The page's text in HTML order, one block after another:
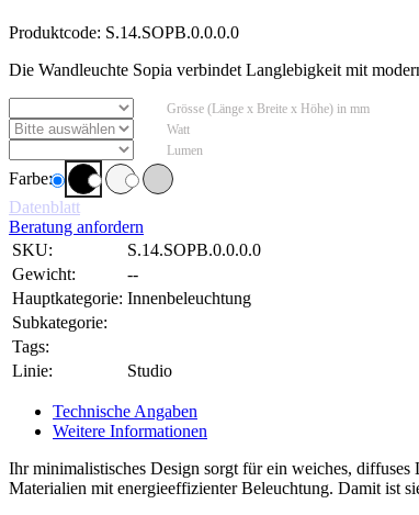
Produktcode: S.14.SOPB.0.0.0.0
Die Wandleuchte Sopia verbindet Langlebigkeit mit
Grösse (Länge x Breite x Höhe) in mm
Watt
Lumen
Farbe:
Datenblatt
Beratung anfordern
SKU:
S.14.SOPB.0.0.0.0
Gewicht:
--
Hauptkategorie: Innenbeleuchtung
Subkategorie:
Tags:
Linie:
Studio
Technische Angaben
Weitere Informationen
Ihr minimalistisches Design sorgt für ein weiches,
Materialien mit energieeffizienter Beleuchtung. Damit ist